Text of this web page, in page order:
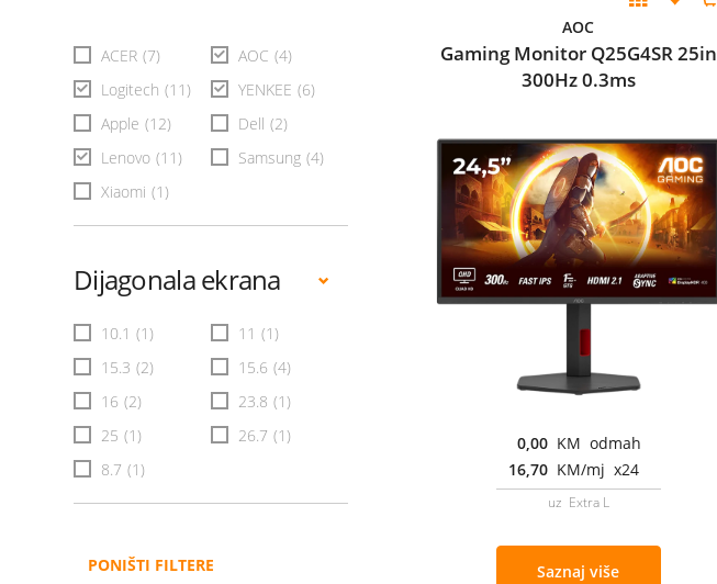
ACER (7) AOC (4)
Logitech (11) YENKEE (6)
Apple (12) Dell (2)
Lenovo (11) Samsung (4)
Xiaomi (1)
Dijagonala ekrana
10.1 (1) 11 (1)
15.3 (2) 15.6 (4)
16 (2) 23.8 (1)
25 (1) 26.7 (1)
8.7 (1)
PONIŠTI FILTERE
AOC
Gaming Monitor Q25G4SR 25in
300Hz 0.3ms
0,00 KM odmah
16,70 KM/mj x24
uz Extra L
Saznaj više